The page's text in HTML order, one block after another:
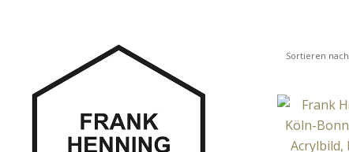
Sortieren nach